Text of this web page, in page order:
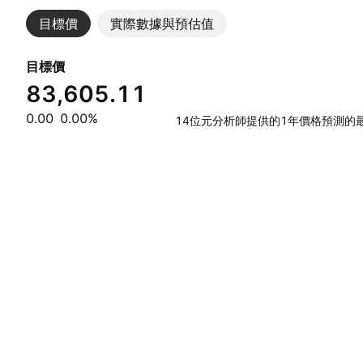
目標價 實際數據與預估值
目標價
83,605.11
0.00 0.00% 14位元分析師提供的1年價格預測的